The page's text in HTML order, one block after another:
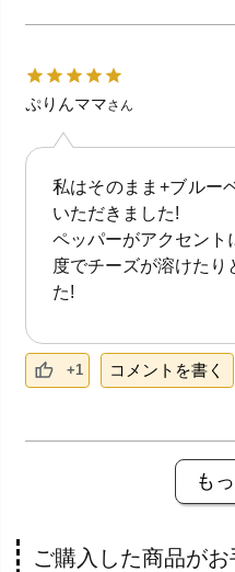
ぷりんママさん
私はそのまま+ブルー
いただきました!
ペッパーがアクセント
度でチーズが溶けたり
た!
+1 コメントを書く
も
ご購入した商品が